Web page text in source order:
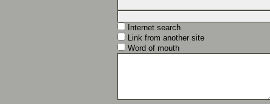
Internet search
Link from another site
Word of mouth